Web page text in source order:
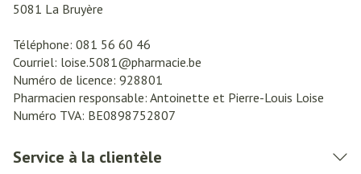
5081 La Bruyère
Téléphone: 081 56 60 46
Courriel: loise.5081@pharmacie.be
Numéro de licence: 928801
Pharmacien responsable: Antoinette et Pierre-Louis Loise
Numéro TVA: BE0898752807
Service à la clientèle